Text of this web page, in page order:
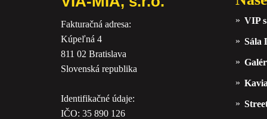
Fakturačná adresa:
Kúpeľná 4
811 02 Bratislava
Slovenská republika
Identifikačné údaje:
IČO: 35 890 126
VIP
Sála